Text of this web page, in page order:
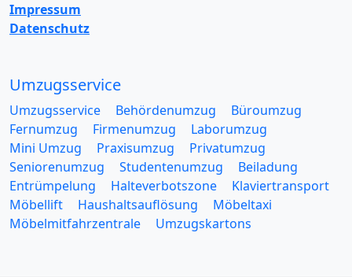
Impressum
Datenschutz
Umzugsservice
Umzugsservice Behördenumzug
Büroumzug
Fernumzug
Firmenumzug
Laborumzug
Mini Umzug
Praxisumzug
Privatumzug
Seniorenumzug
Studentenumzug
Beiladung
Entrümpelung
Halteverbotszone
Klaviertransport
Möbellift
Haushaltsauflösung
Möbeltaxi
Möbelmitfahrzentrale
Umzugskartons